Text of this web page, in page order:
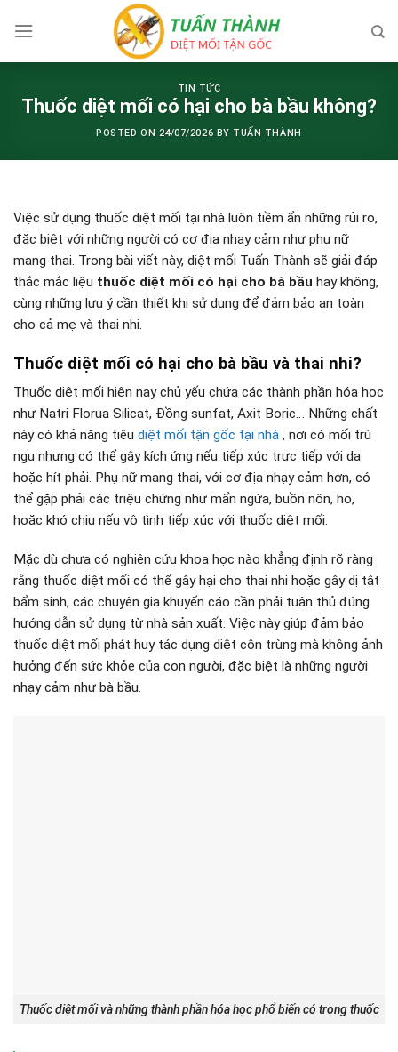
TIN TỨC
Thuốc diệt mối có hại cho bà bầu không?
POSTED ON 24/07/2026 BY TUẤN THÀNH
Việc sử dụng thuốc diệt mối tại nhà luôn tiềm ẩn những rủi ro,
đặc biệt với những người có cơ địa nhạy cảm như phụ nữ
mang thai. Trong bài viết này, diệt mối Tuấn Thành sẽ giải đáp
thắc mắc liệu thuốc diệt mối có hại cho bà bầu hay không,
cùng những lưu ý cần thiết khi sử dụng để đảm bảo an toàn
cho cả mẹ và thai nhi.
Thuốc diệt mối có hại cho bà bầu và thai nhi?
Thuốc diệt mối hiện nay chủ yếu chứa các thành phần hóa học
như Natri Florua Silicat, Đồng sunfat, Axit Boric… Những chất
này có khả năng tiêu diệt mối tận gốc tại nhà , nơi có mối trú
ngụ nhưng có thể gây kích ứng nếu tiếp xúc trực tiếp với da
hoặc hít phải. Phụ nữ mang thai, với cơ địa nhạy cảm hơn, có
thể gặp phải các triệu chứng như mẩn ngứa, buồn nôn, ho,
hoặc khó chịu nếu vô tình tiếp xúc với thuốc diệt mối.
Mặc dù chưa có nghiên cứu khoa học nào khẳng định rõ ràng
rằng thuốc diệt mối có thể gây hại cho thai nhi hoặc gây dị tật
bẩm sinh, các chuyên gia khuyến cáo cần phải tuân thủ đúng
hướng dẫn sử dụng từ nhà sản xuất. Việc này giúp đảm bảo
thuốc diệt mối phát huy tác dụng diệt côn trùng mà không ảnh
hưởng đến sức khỏe của con người, đặc biệt là những người
nhạy cảm như bà bầu.
Thuốc diệt mối và những thành phần hóa học phổ biến có trong thuốc